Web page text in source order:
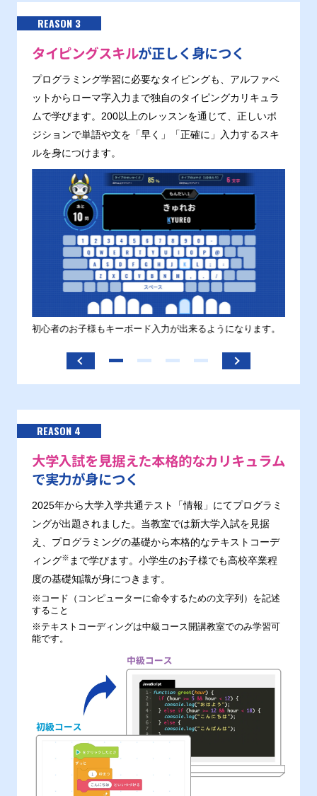
REASON 3
タイピングスキルが正しく身につく
プログラミング学習に必要なタイピングも、アルファベ
ットからローマ字入力まで独自のタイピングカリキュラ
ムで学びます。200以上のレッスンを通じて、正しいポ
ジションで単語や文を「早く」「正確に」入力するスキ
ルを身につけます。
初心者のお子様もキーボード入力が出来るようになります。
REASON 4
大学入試を見据えた本格的なカリキュラム
で実力が身につく
2025年から大学入学共通テスト「情報」にてプログラミ
ングが出題されました。当教室では新大学入試を見据
え、プログラミングの基礎から本格的なテキストコーデ
ィング※ まで学びます。小学生のお子様でも高校卒業程
度の基礎知識が身につきます。
※コード（コンピューターに命令するための文字列）を記述
すること
※テキストコーディングは中級コース開講教室でのみ学習可
能です。